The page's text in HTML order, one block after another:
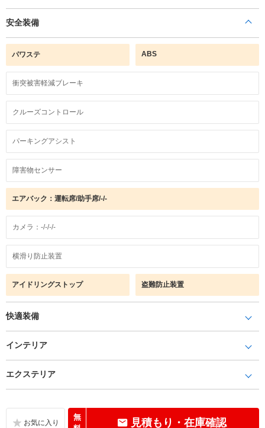
安全装備
パワステ ABS
衝突被害軽減ブレーキ
クルーズコントロール
パーキングアシスト
障害物センサー
エアバック：運転席/助手席/-/-
カメラ：-/-/-/-
横滑り防止装置
アイドリングストップ 盗難防止装置
快適装備
インテリア
エクステリア
無
見積もり・在庫確認